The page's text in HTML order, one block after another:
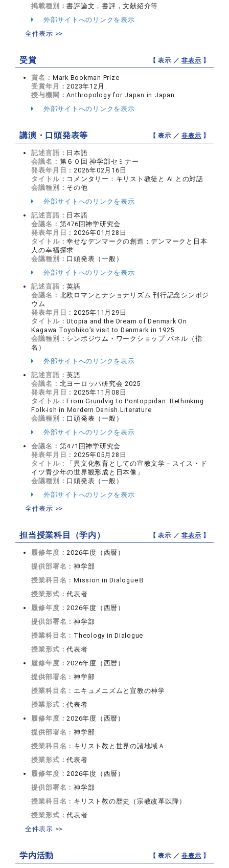
掲載種別：書評論文，書評，文献紹介等
外部サイトへのリンクを表示
全件表示 >>
受賞 【 表示 ／非表示 】
賞名： Mark Bookman Prize
受賞年月：2023年12月
授与機関：Anthropology for Japan in Japan
外部サイトへのリンクを表示
講演・口頭発表等 【 表示 ／非表示 】
記述言語： 日本語
会議名： 第６０回 神学部セミナー
発表年月日：2026年02月16日
タイトル： コメンタリー：キリスト教徒と AI との対話
会議種別： その他
外部サイトへのリンクを表示
記述言語： 日本語
会議名： 第476回神学研究会
発表年月日：2026年01月28日
タイトル：幸せなデンマークの創造：デンマークと日本
人の幸福探求
会議種別： 口頭発表（一般）
外部サイトへのリンクを表示
記述言語：英語
会議名： 北欧ロマンとナショナリズム 刊行記念シンポジ
ウム
発表年月日：2025年11月29日
タイトル：Utopia and the Dream of Denmark On
Kagawa Toyohiko’s visit to Denmark in 1925
会議種別： シンポジウム・ワークショップ パネル（指
名）
外部サイトへのリンクを表示
記述言語：英語
会議名： 北ヨーロッパ研究会 2025
発表年月日：2025年11月08日
タイトル：From Grundvig to Pontoppidan: Rethinking
Folk-ish in Mordern Danish Literature
会議種別： 口頭発表（一般）
外部サイトへのリンクを表示
会議名： 第471回神学研究会
発表年月日：2025年05月28日
タイトル：
「異文化教育としての宣教文学－スイス・ド
イツ青少年の世界観形成と日本像」
会議種別： 口頭発表（一般）
外部サイトへのリンクを表示
全件表示 >>
担当授業科目（学内） 【 表示 ／非表示 】
履修年度：2026年度（西暦）
提供部署名：神学部
授業科目名：Mission in DialogueＢ
授業形式：代表者
履修年度：2026年度（西暦）
提供部署名：神学部
授業科目名： Theology in Dialogue
授業形式：代表者
履修年度：2026年度（西暦）
提供部署名：神学部
授業科目名： エキュメニズムと宣教の神学
授業形式：代表者
履修年度：2026年度（西暦）
提供部署名：神学部
授業科目名： キリスト教と世界の諸地域Ａ
授業形式：代表者
履修年度：2026年度（西暦）
提供部署名：神学部
授業科目名： キリスト教の歴史（宗教改革以降）
授業形式：代表者
全件表示 >>
学内活動 【 表示 ／非表示 】